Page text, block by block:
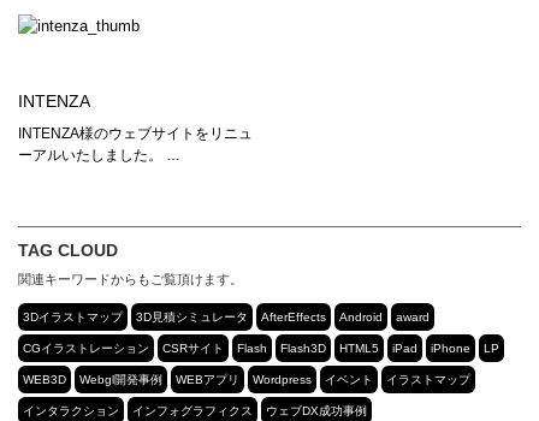
INTENZA
INTENZA様のウェブサイトをリニュ
ーアルいたしました。 …
TAG CLOUD
関連キーワードからもご覧頂けます。
3Dイラストマップ 3D見積シミュレータ AfterEffects Android award
CGイラストレーション CSRサイト Flash Flash3D HTML5 iPad iPhone LP
WEB3D Webgl開発事例 WEBアプリ Wordpress イベント イラストマップ
インタラクション インフォグラフィクス ウェブDX成功事例